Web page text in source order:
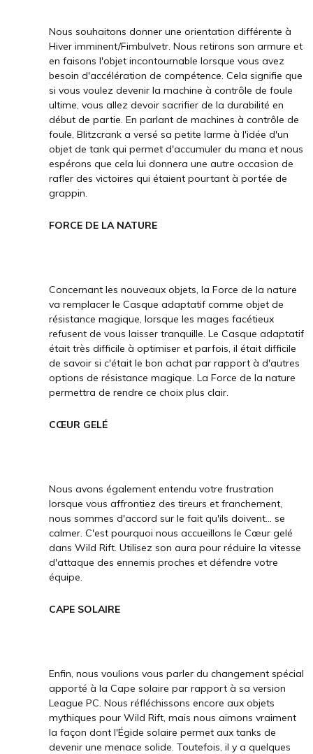
Nous souhaitons donner une orientation différente à
Hiver imminent/Fimbulvetr. Nous retirons son armure et
en faisons l'objet incontournable lorsque vous avez
besoin d'accélération de compétence. Cela signifie que
si vous voulez devenir la machine à contrôle de foule
ultime, vous allez devoir sacrifier de la durabilité en
début de partie. En parlant de machines à contrôle de
foule, Blitzcrank a versé sa petite larme à l'idée d'un
objet de tank qui permet d'accumuler du mana et nous
espérons que cela lui donnera une autre occasion de
rafler des victoires qui étaient pourtant à portée de
grappin.
FORCE DE LA NATURE
Concernant les nouveaux objets, la Force de la nature
va remplacer le Casque adaptatif comme objet de
résistance magique, lorsque les mages facétieux
refusent de vous laisser tranquille. Le Casque adaptatif
était très difficile à optimiser et parfois, il était difficile
de savoir si c'était le bon achat par rapport à d'autres
options de résistance magique. La Force de la nature
permettra de rendre ce choix plus clair.
CŒUR GELÉ
Nous avons également entendu votre frustration
lorsque vous affrontiez des tireurs et franchement,
nous sommes d'accord sur le fait qu'ils doivent... se
calmer. C'est pourquoi nous accueillons le Cœur gelé
dans Wild Rift. Utilisez son aura pour réduire la vitesse
d'attaque des ennemis proches et défendre votre
équipe.
CAPE SOLAIRE
Enfin, nous voulions vous parler du changement spécial
apporté à la Cape solaire par rapport à sa version
League PC. Nous réfléchissons encore aux objets
mythiques pour Wild Rift, mais nous aimons vraiment
la façon dont l'Égide solaire permet aux tanks de
devenir une menace solide. Toutefois, il y a quelques